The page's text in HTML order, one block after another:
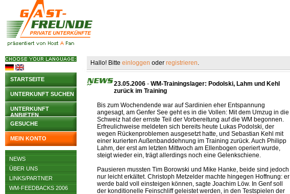
STARTSEITE
UNTERKUNFT SUCHEN
UNTERKUNFT
ANBIETEN
GESUCHE
MEIN KONTO
NEWS
ÜBER UNS
LINKS/PARTNER
WM-FEEDBACKS 2006
Hallo! Bitte einloggen oder registrieren.
23.05.2006 - WM-Trainingslager: Podolski, Lahm und Kehl
zurück im Training
Bis zum Wochendende war auf Sardinien eher Entspannung
angesagt, am Genfer See geht es in die Vollen: Mit dem Umzug in die
Schweiz hat der ernste Teil der Vorbereitung auf die WM begonnen.
Erfreulichweise meldeten sich bereits heute Lukas Podolski, der
wegen Rückenproblemen ausgesetzt hatte, und Sebastian Kehl mit
einer kurierten Außenbanddehnung im Training zurück. Auch Philipp
Lahm, der erst am letzten Mittwoch am Ellenbogen operiert wurde,
steigt wieder ein, trägt allerdings noch eine Gelenkschiene.
Pausieren mussten Tim Borowski und Mike Hanke, beide sind jedoch
nur leicht erkältet. Christoph Metzelder machte hingegen Hoffnung: er
werde bald voll einsteigen können, sagte Joachim Löw. In Genf soll
der konditionelle Feinschliff geleistet werden, in den Testspielen der